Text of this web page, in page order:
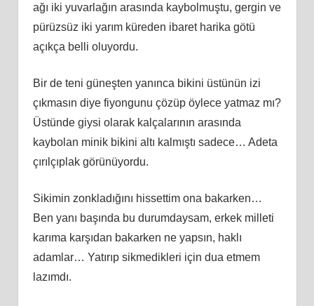
ağı iki yuvarlağın arasında kaybolmuştu, gergin ve
pürüzsüz iki yarım küreden ibaret harika götü
açıkça belli oluyordu.
Bir de teni güneşten yanınca bikini üstünün izi
çıkmasın diye fiyongunu çözüp öylece yatmaz mı?
Üstünde giysi olarak kalçalarının arasında
kaybolan minik bikini altı kalmıştı sadece… Adeta
çırılçıplak görünüyordu.
Sikimin zonkladığını hissettim ona bakarken…
Ben yanı başında bu durumdaysam, erkek milleti
karıma karşıdan bakarken ne yapsın, haklı
adamlar… Yatırıp sikmedikleri için dua etmem
lazımdı.